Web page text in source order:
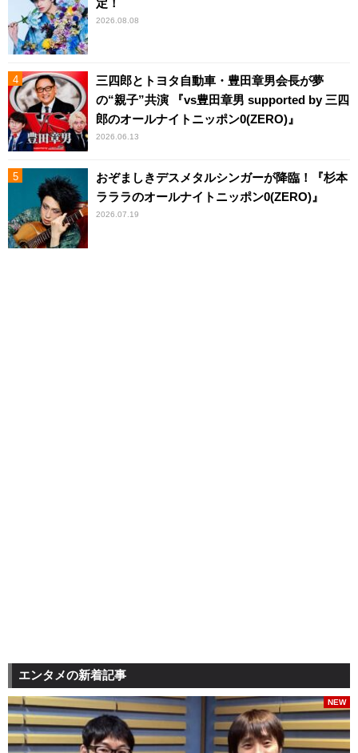
2026.08.08
三四郎とトヨタ自動車・豊田章男会長が夢
の“親子”共演 『vs豊田章男 supported by 三四
郎のオールナイトニッポン0(ZERO)』
2026.06.13
おぞましきデスメタルシンガーが降臨！『杉本
ラララのオールナイトニッポン0(ZERO)』
2026.07.19
エンタメの新着記事
NEW